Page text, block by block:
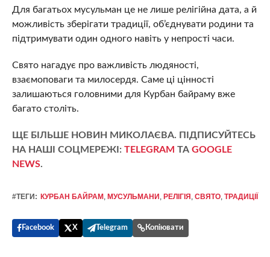
Для багатьох мусульман це не лише релігійна дата, а й
можливість зберігати традиції, об’єднувати родини та
підтримувати один одного навіть у непрості часи.
Свято нагадує про важливість людяності,
взаємоповаги та милосердя. Саме ці цінності
залишаються головними для Курбан байраму вже
багато століть.
ЩЕ БІЛЬШЕ НОВИН МИКОЛАЄВА. ПІДПИСУЙТЕСЬ
НА НАШІ СОЦМЕРЕЖІ: TELEGRAM ТА GOOGLE
NEWS.
#ТЕГИ: КУРБАН БАЙРАМ , МУСУЛЬМАНИ , РЕЛІГІЯ , СВЯТО, ТРАДИЦІЇ
Facebook X Telegram Копіювати